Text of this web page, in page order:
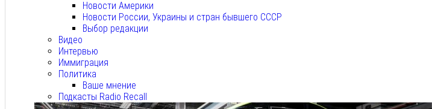
Новости Америки
Новости России, Украины и стран бывшего СССР
Выбор редакции
Видео
Интервью
Иммиграция
Политика
Ваше мнение
Подкасты Radio Recall